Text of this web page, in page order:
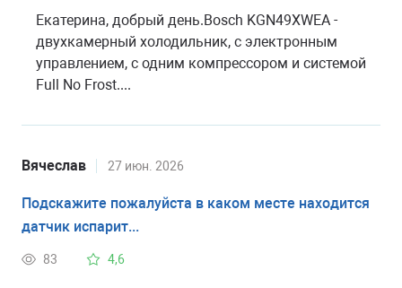
Екатерина, добрый день.Bosch KGN49XWEA -
двухкамерный холодильник, с электронным
управлением, с одним компрессором и системой
Full No Frost....
Вячеслав 27 июн. 2026
Подскажите пожалуйста в каком месте находится
датчик испарит...
83 4,6